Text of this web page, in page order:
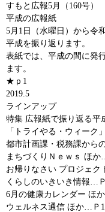
すもと広報5月（160号）
平成の広報紙
5月1日（水曜日）から令
平成を振り返ります。
表紙では、平成の間に発
ます。
★ｐ1
2019.5
ラインアップ
特集 広報紙で振り返る
「トライやる・ウィー
都市計画課・税務課から
まちづくりＮｅｗｓ ほ
お帰りなさい プロジェ
くらしのいきいき情報…
6月の健康カレンダー ほ
ウェルネス通信 ほか…Ｐ